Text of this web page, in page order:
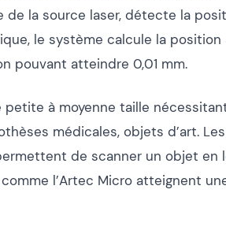
la source laser, détecte la
le système calcule la position
pouvant atteindre 0,01 mm.
à moyenne taille
médicales, objets d’art. Les
de scanner un objet en
l’Artec Micro atteignent